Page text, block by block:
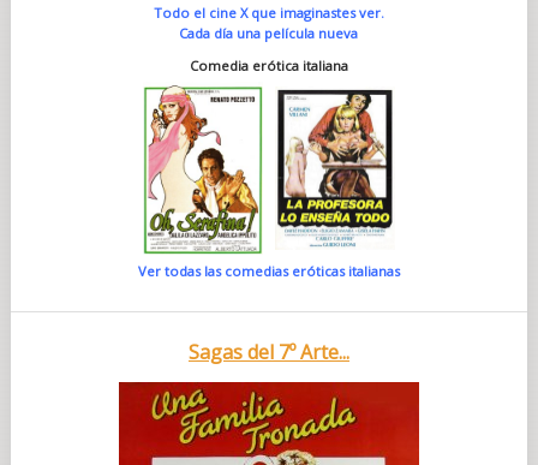
Todo el cine X que imaginastes ver.
Cada día una película nueva
Comedia erótica italiana
Ver todas las comedias eróticas italianas
Sagas del 7º Arte...